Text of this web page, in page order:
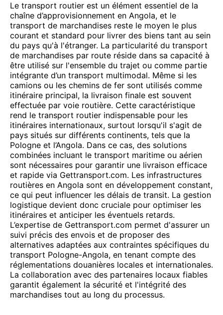
Le transport routier est un élément essentiel de la
chaîne d’approvisionnement en Angola, et le
transport de marchandises reste le moyen le plus
courant et standard pour livrer des biens tant au sein
du pays qu'à l'étranger. La particularité du transport
de marchandises par route réside dans sa capacité à
être utilisé sur l'ensemble du trajet ou comme partie
intégrante d’un transport multimodal. Même si les
camions ou les chemins de fer sont utilisés comme
itinéraire principal, la livraison finale est souvent
effectuée par voie routière. Cette caractéristique
rend le transport routier indispensable pour les
itinéraires internationaux, surtout lorsqu'il s'agit de
pays situés sur différents continents, tels que la
Pologne et l’Angola. Dans ce cas, des solutions
combinées incluant le transport maritime ou aérien
sont nécessaires pour garantir une livraison efficace
et rapide via Gettransport.com. Les infrastructures
routières en Angola sont en développement constant,
ce qui peut influencer les délais de transit. La gestion
logistique devient donc cruciale pour optimiser les
itinéraires et anticiper les éventuels retards.
L’expertise de Gettransport.com permet d'assurer un
suivi précis des envois et de proposer des
alternatives adaptées aux contraintes spécifiques du
transport Pologne-Angola, en tenant compte des
réglementations douanières locales et internationales.
La collaboration avec des partenaires locaux fiables
garantit également la sécurité et l'intégrité des
marchandises tout au long du processus.